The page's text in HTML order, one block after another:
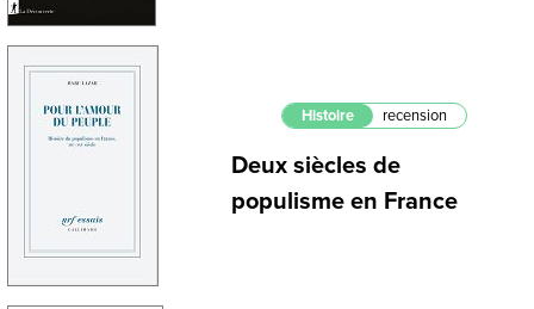
Histoire recension
Deux siècles de
populisme en France